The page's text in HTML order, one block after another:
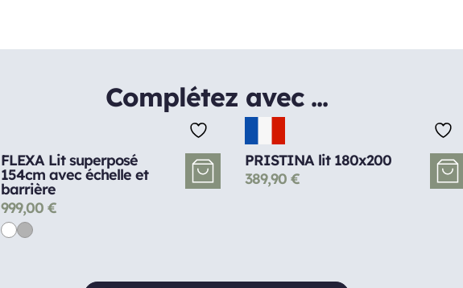
Complétez avec ...
FLEXA Lit superposé
154cm avec échelle et
barrière
999,00 €
PRISTINA lit 180x200
389,90 €